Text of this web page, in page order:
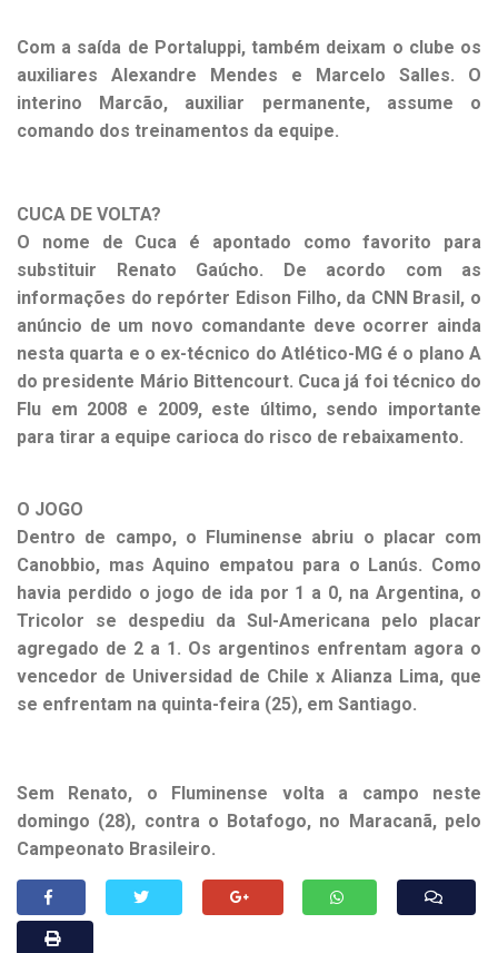
Com a saída de Portaluppi, também deixam o clube os
auxiliares Alexandre Mendes e Marcelo Salles. O
interino Marcão, auxiliar permanente, assume o
comando dos treinamentos da equipe.
CUCA DE VOLTA?
O nome de Cuca é apontado como favorito para
substituir Renato Gaúcho. De acordo com as
informações do repórter Edison Filho, da CNN Brasil, o
anúncio de um novo comandante deve ocorrer ainda
nesta quarta e o ex-técnico do Atlético-MG é o plano A
do presidente Mário Bittencourt. Cuca já foi técnico do
Flu em 2008 e 2009, este último, sendo importante
para tirar a equipe carioca do risco de rebaixamento.
O JOGO
Dentro de campo, o Fluminense abriu o placar com
Canobbio, mas Aquino empatou para o Lanús. Como
havia perdido o jogo de ida por 1 a 0, na Argentina, o
Tricolor se despediu da Sul-Americana pelo placar
agregado de 2 a 1. Os argentinos enfrentam agora o
vencedor de Universidad de Chile x Alianza Lima, que
se enfrentam na quinta-feira (25), em Santiago.
Sem Renato, o Fluminense volta a campo neste
domingo (28), contra o Botafogo, no Maracanã, pelo
Campeonato Brasileiro.